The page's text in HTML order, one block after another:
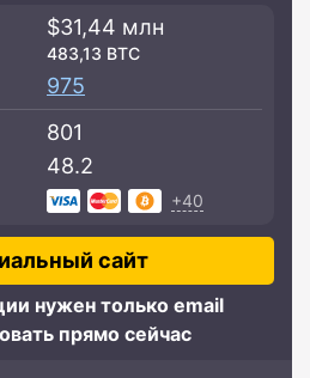
$31,44 млн
483,13 BTC
975
801
48.2
+40
сайт
нужен только email
прямо сейчас